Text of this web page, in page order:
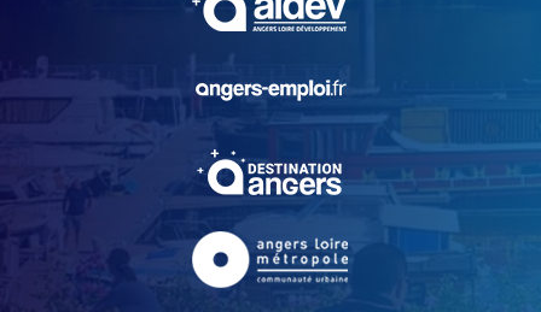
, Ouvre une nouvelle
, Ouvre une nouvelle